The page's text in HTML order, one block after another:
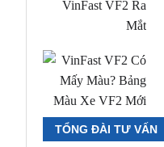
TỔNG ĐÀI TƯ VẤN